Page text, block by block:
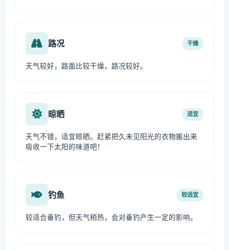
路况 干燥
天气较好，路面比较干燥，路况较好。
晾晒 适宜
天气不错，适宜晾晒。赶紧把久未见阳光的衣物搬出来
吸收一下太阳的味道吧！
钓鱼 较适宜
较适合垂钓，但天气稍热，会对垂钓产生一定的影响。